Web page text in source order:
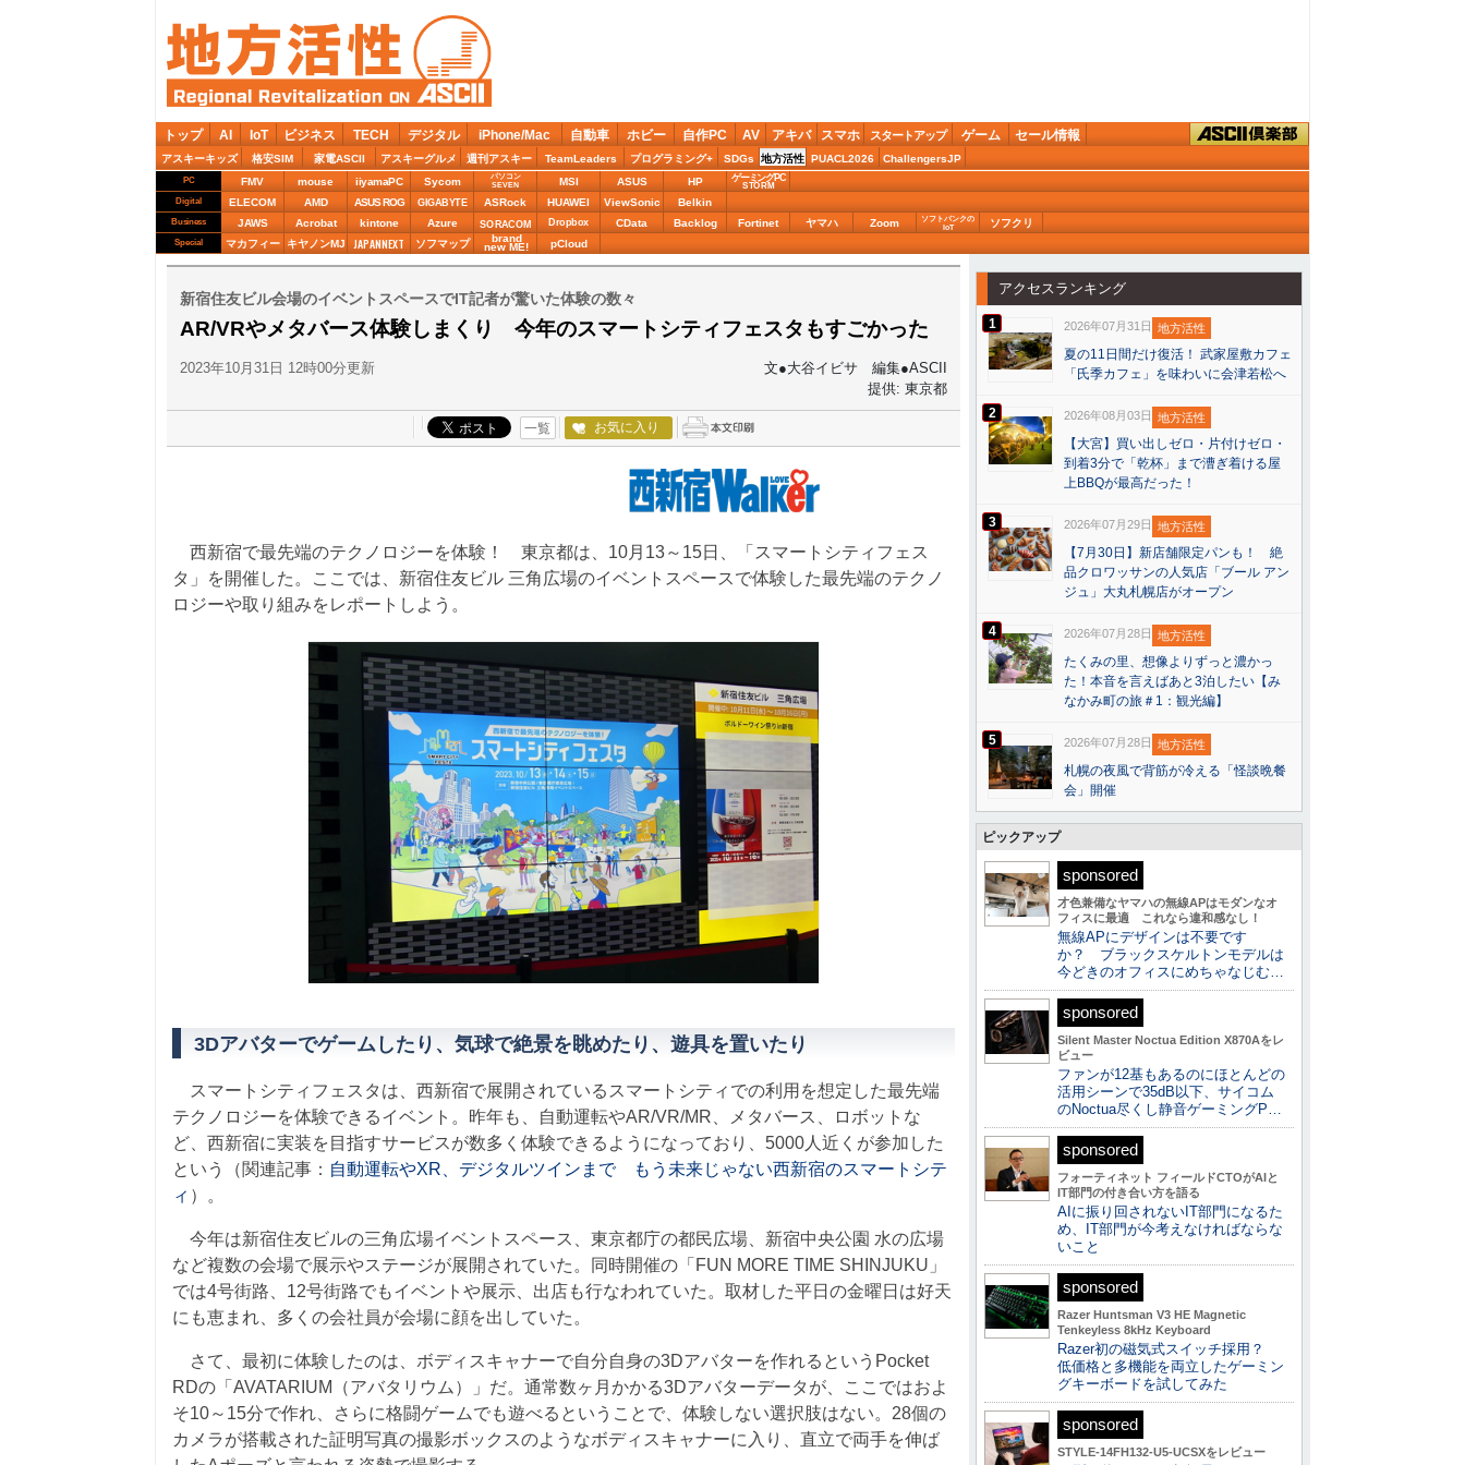
トップ AI IoT ビジネス TECH デジタル iPhone/Mac 自動車 ホビー 自作PC AV アキバ スマホ スタートアップ ゲーム セール情報
アスキーキッズ 格安SIM 家電ASCII アスキーグルメ 週刊アスキー TeamLeaders プログラミング+ SDGs 地方活性 PUACL2026 ChallengersJP
PC FMV mouse iiyamaPC Sycom
パソコン
SEVEN
MSI ASUS HP ゲーミングPC
STORM
Digital ELECOM AMD ASUS ROG GIGABYTE ASRock HUAWEI ViewSonic Belkin
Business JAWS Acrobat kintone Azure SORACOM Dropbox CData Backlog Fortinet ヤマハ Zoom
ソフトバンクの
IoT
ソフクリ
Special マカフィー キヤノンMJ JAPANNEXT ソフマップ brand
new ME! pCloud
新宿住友ビル会場のイベントスペースでIT記者が驚いた体験の数々
AR/VRやメタバース体験しまくり 今年のスマートシティフェスタもすごかった
2023年10月31日 12時00分更新
文●大谷イビサ 編集●ASCII
提供: 東京都
一覧 お気に入り
西新宿で最先端のテクノロジーを体験！ 東京都は、10月13～15日、「スマートシティフェス
タ」を開催した。ここでは、新宿住友ビル 三角広場のイベントスペースで体験した最先端のテクノ
ロジーや取り組みをレポートしよう。
3Dアバターでゲームしたり、気球で絶景を眺めたり、遊具を置いたり
スマートシティフェスタは、西新宿で展開されているスマートシティでの利用を想定した最先端
テクノロジーを体験できるイベント。昨年も、自動運転やAR/VR/MR、メタバース、ロボットな
ど、西新宿に実装を目指すサービスが数多く体験できるようになっており、5000人近くが参加した
という（関連記事： 自動運転やXR、デジタルツインまで もう未来じゃない西新宿のスマートシテ
ィ ）。
今年は新宿住友ビルの三角広場イベントスペース、東京都庁の都民広場、新宿中央公園 水の広場
など複数の会場で展示やステージが展開されていた。同時開催の「FUN MORE TIME SHINJUKU」
では4号街路、12号街路でもイベントや展示、出店も行なわれていた。取材した平日の金曜日は好天
にも恵まれ、多くの会社員が会場に顔を出していた。
さて、最初に体験したのは、ボディスキャナーで自分自身の3Dアバターを作れるというPocket
RDの「AVATARIUM（アバタリウム）」だ。通常数ヶ月かかる3Dアバターデータが、ここではおよ
そ10～15分で作れ、さらに格闘ゲームでも遊べるということで、体験しない選択肢はない。28個の
カメラが搭載された証明写真の撮影ボックスのようなボディスキャナーに入り、直立で両手を伸ば
アクセスランキング
1 2026年07月31日 地方活性
夏の11日間だけ復活！ 武家屋敷カフェ
「氏季カフェ」を味わいに会津若松へ
2 2026年08月03日 地方活性
【大宮】買い出しゼロ・片付けゼロ・
到着3分で「乾杯」まで漕ぎ着ける屋
上BBQが最高だった！
3 2026年07月29日 地方活性
【7月30日】新店舗限定パンも！ 絶
品クロワッサンの人気店「ブール アン
ジュ」大丸札幌店がオープン
4 2026年07月28日 地方活性
たくみの里、想像よりずっと濃かっ
た！本音を言えばあと3泊したい【み
なかみ町の旅＃1：観光編】
5 2026年07月28日 地方活性
札幌の夜風で背筋が冷える「怪談晩餐
会」開催
ピックアップ
sponsored
才色兼備なヤマハの無線APはモダンなオ
フィスに最適 これなら違和感なし！
無線APにデザインは不要です
か？ ブラックスケルトンモデルは
今どきのオフィスにめちゃなじむ…
sponsored
Silent Master Noctua Edition X870Aをレ
ビュー
ファンが12基もあるのにほとんどの
活用シーンで35dB以下、サイコム
のNoctua尽くし静音ゲーミングP…
sponsored
フォーティネット フィールドCTOがAIと
IT部門の付き合い方を語る
AIに振り回されないIT部門になるた
め、IT部門が今考えなければならな
いこと
sponsored
Razer Huntsman V3 HE Magnetic
Tenkeyless 8kHz Keyboard
Razer初の磁気式スイッチ採用？
低価格と多機能を両立したゲーミン
グキーボードを試してみた
sponsored
STYLE-14FH132-U5-UCSXをレビュー